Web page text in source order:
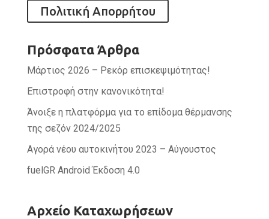
Πολιτική Απορρήτου
Πρόσφατα Άρθρα
Μάρτιος 2026 – Ρεκόρ επισκεψιμότητας!
Επιστροφή στην κανονικότητα!
Άνοιξε η πλατφόρμα για το επίδομα θέρμανσης
της σεζόν 2024/2025
Αγορά νέου αυτοκινήτου 2023 – Αύγουστος
fuelGR Android Έκδοση 4.0
Αρχείο Καταχωρήσεων